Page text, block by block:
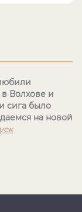
в Волхове и
сига было
на новой